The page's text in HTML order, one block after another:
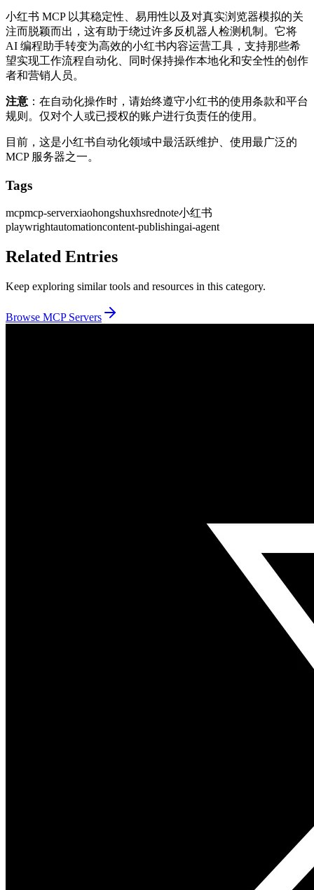
小红书 MCP 以其稳定性、易用性以及对真实浏览器模拟的关
注而脱颖而出，这有助于绕过许多反机器人检测机制。它将
AI 编程助手转变为高效的小红书内容运营工具，支持那些希
望实现工作流程自动化、同时保持操作本地化和安全性的创作
者和营销人员。
注意 ：在自动化操作时，请始终遵守小红书的使用条款和平台
规则。仅对个人或已授权的账户进行负责任的使用。
目前，这是小红书自动化领域中最活跃维护、使用最广泛的
MCP 服务器之一。
Tags
mcpmcp-serverxiaohongshuxhsrednote小红书
playwrightautomationcontent-publishingai-agent
Related Entries
Keep exploring similar tools and resources in this category.
Browse MCP Servers